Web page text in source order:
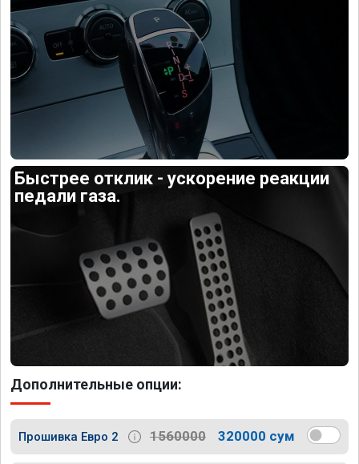
Быстрее отклик - ускорение реакции
педали газа.
Дополнительные опции:
Прошивка Евро 2 1560000 320000 сум